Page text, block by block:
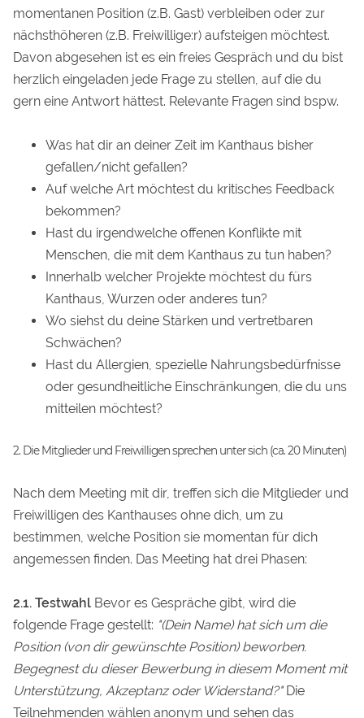
momentanen Position (z.B. Gast) verbleiben oder zur
nächsthöheren (z.B. Freiwillige:r) aufsteigen möchtest.
Davon abgesehen ist es ein freies Gespräch und du bist
herzlich eingeladen jede Frage zu stellen, auf die du
gern eine Antwort hättest. Relevante Fragen sind bspw.
Was hat dir an deiner Zeit im Kanthaus bisher
gefallen/nicht gefallen?
Auf welche Art möchtest du kritisches Feedback
bekommen?
Hast du irgendwelche offenen Konflikte mit
Menschen, die mit dem Kanthaus zu tun haben?
Innerhalb welcher Projekte möchtest du fürs
Kanthaus, Wurzen oder anderes tun?
Wo siehst du deine Stärken und vertretbaren
Schwächen?
Hast du Allergien, spezielle Nahrungsbedürfnisse
oder gesundheitliche Einschränkungen, die du uns
mitteilen möchtest?
2. Die Mitglieder und Freiwilligen sprechen unter sich (ca. 20 Minuten)
Nach dem Meeting mit dir, treffen sich die Mitglieder und
Freiwilligen des Kanthauses ohne dich, um zu
bestimmen, welche Position sie momentan für dich
angemessen finden. Das Meeting hat drei Phasen:
2.1. Testwahl Bevor es Gespräche gibt, wird die
folgende Frage gestellt: "(Dein Name) hat sich um die
Position (von dir gewünschte Position) beworben.
Begegnest du dieser Bewerbung in diesem Moment mit
Unterstützung, Akzeptanz oder Widerstand?"Die
Teilnehmenden wählen anonym und sehen das